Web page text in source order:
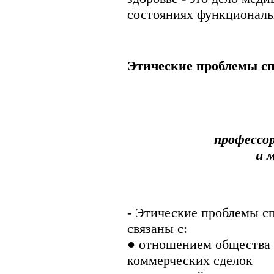
состояниях
Этические проблемы
и
- Этические проблемы
связаны с:
● отношением общества
коммерческих сделок